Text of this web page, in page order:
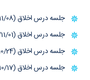
جلسه درس اخلاق (1404/11/08)
جلسه درس اخلاق (1404/11/01)
جلسه درس اخلاق (1404/10/24)
جلسه درس اخلاق (1404/10/17)